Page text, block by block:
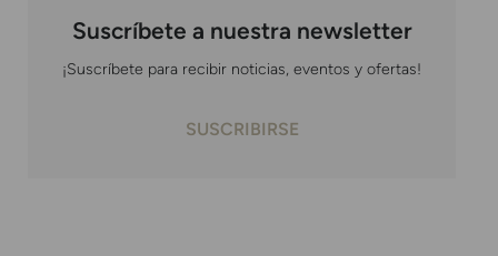
Suscríbete a nuestra newsletter
¡Suscríbete para recibir noticias, eventos y ofertas!
SUSCRIBIRSE